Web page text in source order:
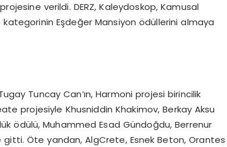
verildi. DERZ, Kaleydoskop, Kamusal
Eşdeğer Mansiyon ödüllerini almaya
Tuncay Can’ın, Harmoni projesi birincilik
projesiyle Khusniddin Khakimov, Berkay Aksu
ödülü, Muhammed Esad Gündoğdu, Berrenur
gitti. Öte yandan, AlgCrete, Esnek Beton, Orantes